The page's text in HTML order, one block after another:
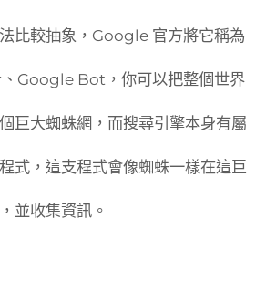
比較抽象，Google 官方將它稱為
Google Bot，你可以把整個世界
巨大蜘蛛網，而搜尋引擎本身有屬
式，這支程式會像蜘蛛一樣在這巨
並收集資訊。